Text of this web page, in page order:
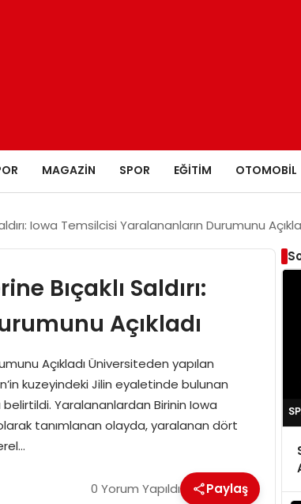
MAGAZIN SPOR EĞITIM OTOMOBIL
Iowa Temsilcisi Yaralananların Durumunu
Bıçaklı Saldırı:
Açıkladı
Açıkladı Üniversiteden yapılan
kuzeyindeki Jilin eyaletinde bulunan
belirtildi. Yaralananlardan Birinin Iowa
tanımlanan olayda, yaralanan dört
0 Yorum Yapıldı Paylaş